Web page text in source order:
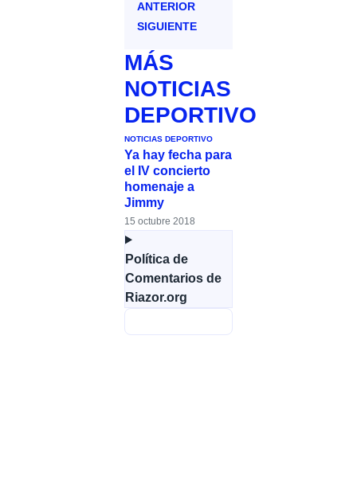
ANTERIOR
SIGUIENTE
MÁS
NOTICIAS
DEPORTIVO
NOTICIAS DEPORTIVO
Ya hay fecha para
el IV concierto
homenaje a
Jimmy
15 octubre 2018
Política de
Comentarios de
Riazor.org